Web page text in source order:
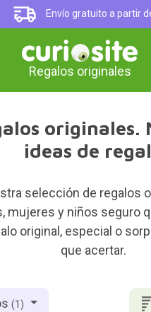
Envío gratuito a partir
Regalos originales
originales.
ideas de
selección de regalos
mujeres y niños seguro
original, especial o
que acertar.
(1)